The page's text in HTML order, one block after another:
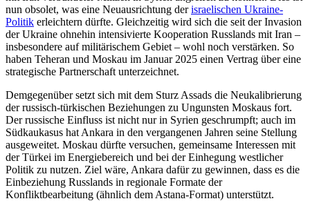
nun obsolet, was eine Neuausrichtung derisraelischen Ukraine-
Politik erleichtern dürfte. Gleichzeitig wird sich die seit der Invasion
der Ukraine ohnehin intensivierte Kooperation Russlands mit Iran –
insbesondere auf militärischem Gebiet – wohl noch verstär­ken. So
haben Teheran und Moskau im Januar 2025 einen Vertrag über eine
strate­gische Partnerschaft unterzeichnet.
Demgegenüber setzt sich mit dem Sturz Assads die Neukalibrierung
der russisch-türkischen Beziehungen zu Ungunsten Moskaus fort.
Der russische Einfluss ist nicht nur in Syrien geschrumpft; auch im
Südkaukasus hat Ankara in den vergangenen Jahren seine Stellung
ausgeweitet. Mos­kau dürfte ver­suchen, gemeinsame Inter­essen mit
der Türkei im Energiebereich und bei der Ein­hegung westlicher
Politik zu nutzen. Ziel wäre, Ankara dafür zu gewin­nen, dass es die
Einbeziehung Russlands in regionale Formate der
Konfliktbearbeitung (ähnlich dem Astana-Format) unterstützt.